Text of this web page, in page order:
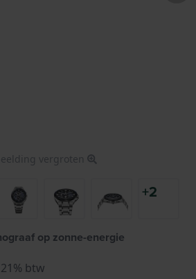
vergroten
+2
op zonne-energie
btw